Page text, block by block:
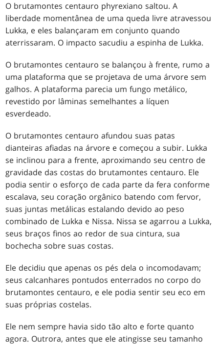
O brutamontes centauro phyrexiano saltou. A
liberdade momentânea de uma queda livre atravessou
Lukka, e eles balançaram em conjunto quando
aterrissaram. O impacto sacudiu a espinha de Lukka.
O brutamontes centauro se balançou à frente, rumo a
uma plataforma que se projetava de uma árvore sem
galhos. A plataforma parecia um fungo metálico,
revestido por lâminas semelhantes a líquen
esverdeado.
O brutamontes centauro afundou suas patas
dianteiras afiadas na árvore e começou a subir. Lukka
se inclinou para a frente, aproximando seu centro de
gravidade das costas do brutamontes centauro. Ele
podia sentir o esforço de cada parte da fera conforme
escalava, seu coração orgânico batendo com fervor,
suas juntas metálicas estalando devido ao peso
combinado de Lukka e Nissa. Nissa se agarrou a Lukka,
seus braços finos ao redor de sua cintura, sua
bochecha sobre suas costas.
Ele decidiu que apenas os pés dela o incomodavam;
seus calcanhares pontudos enterrados no corpo do
brutamontes centauro, e ele podia sentir seu eco em
suas próprias costelas.
Ele nem sempre havia sido tão alto e forte quanto
agora. Outrora, antes que ele atingisse seu tamanho